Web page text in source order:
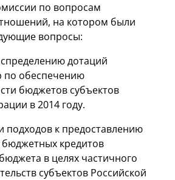
по вопросам
на котором были
вопросы:
дотаций
по обеспечению
бюджетов субъектов
в 2014 году.
подходов к предоставлению
кредитов
в целях частичного
субъектов Российской